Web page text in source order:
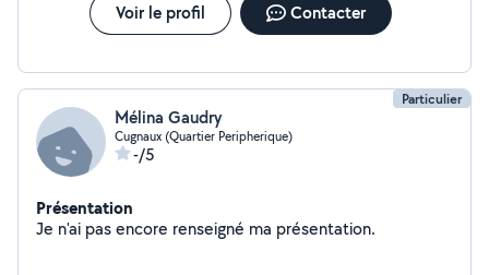
Voir le profil Contacter
Particulier
Mélina Gaudry
Cugnaux (Quartier Peripherique)
-/5
Présentation
Je n'ai pas encore renseigné ma présentation.